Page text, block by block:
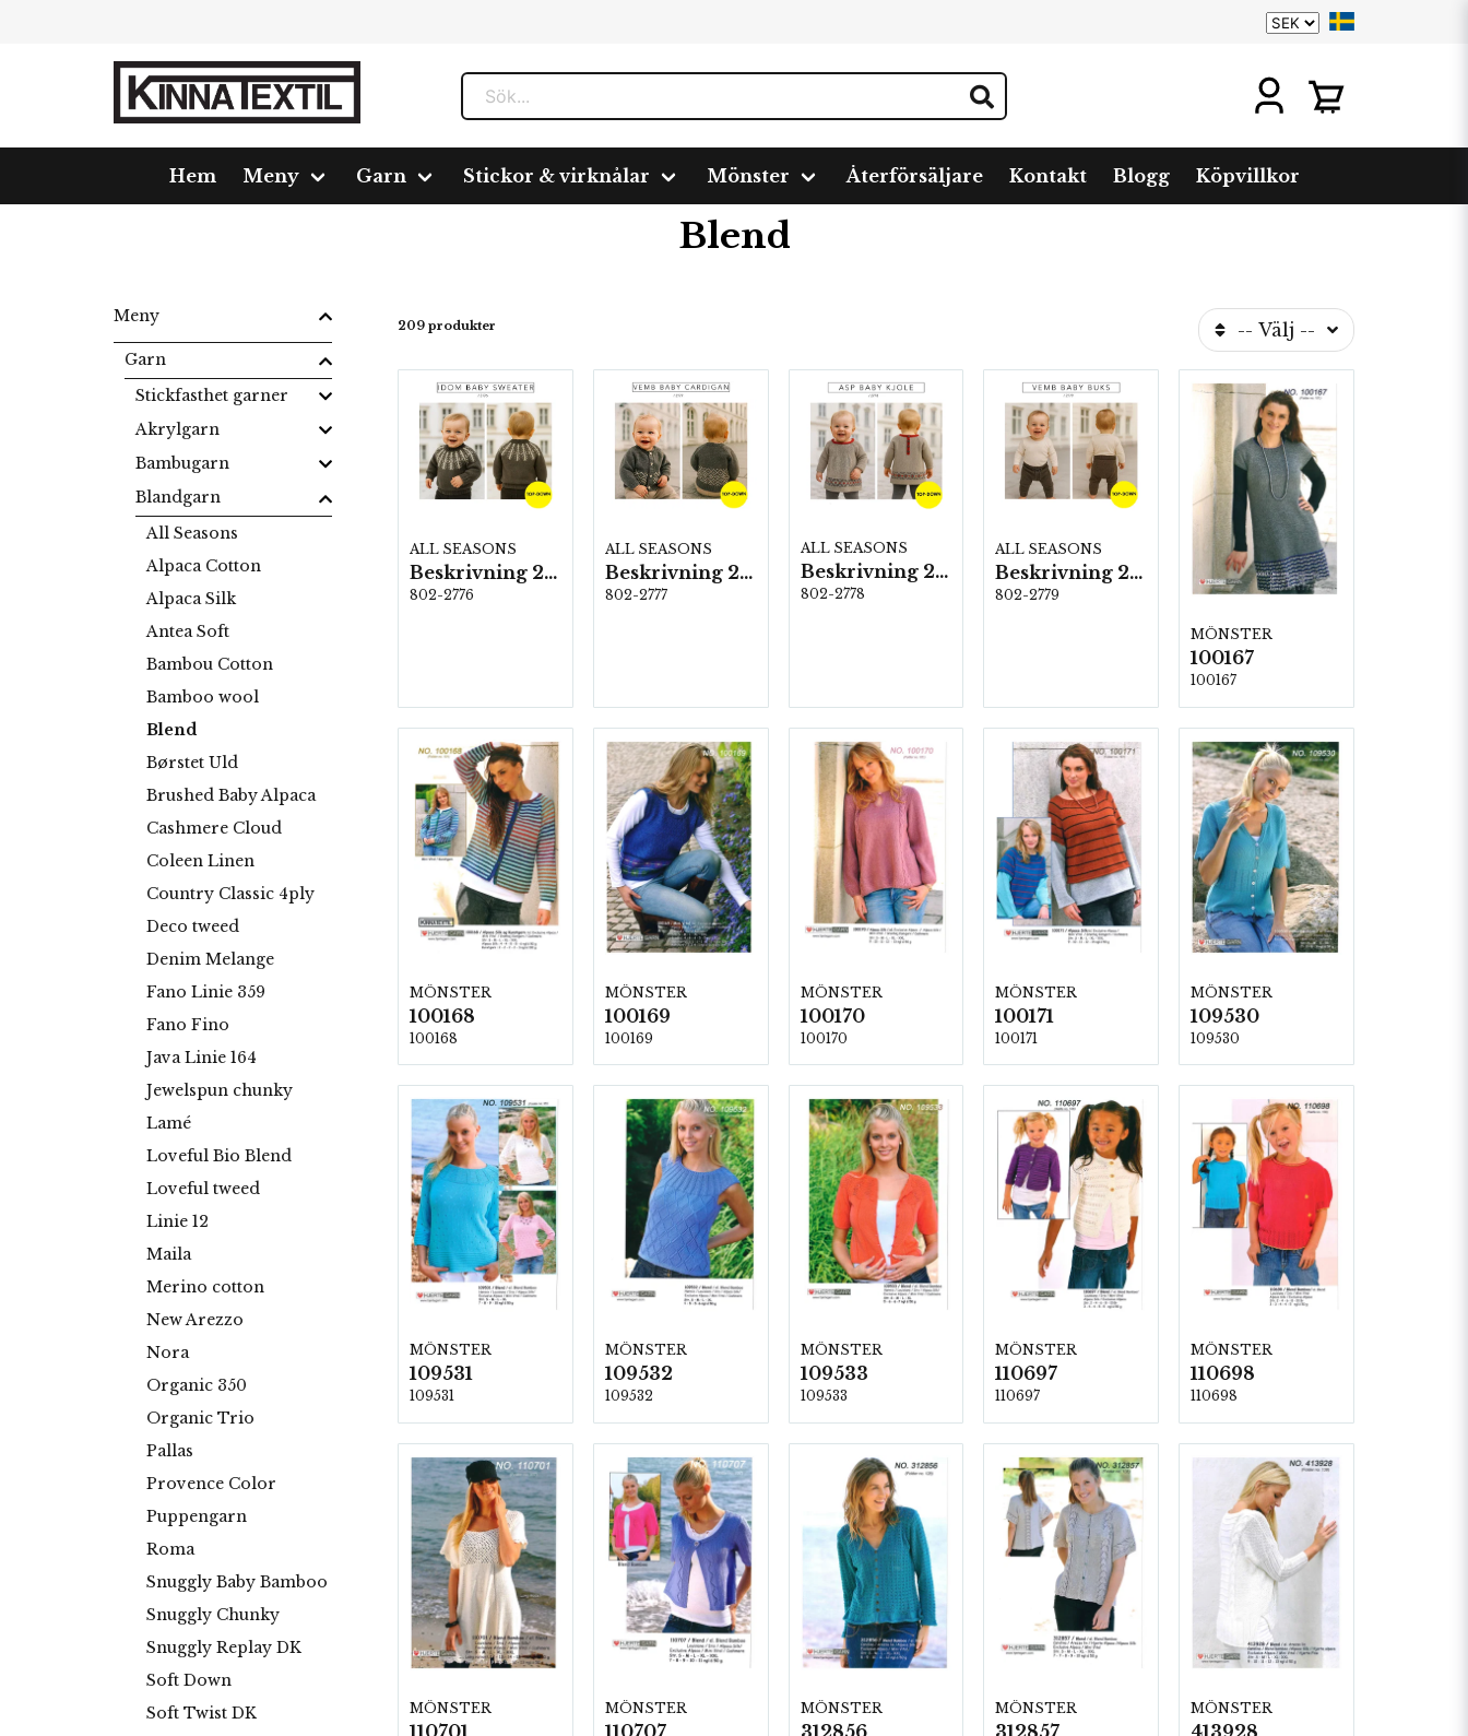
Hem Meny Garn Stickor & virknålar Mönster Återförsäljare Kontakt Blogg Köpvillkor
Meny Garn Blandgarn Blend
Blend
Meny
Garn
Stickfasthet garner
Akrylgarn
Bambugarn
Blandgarn
All Seasons
Alpaca Cotton
Alpaca Silk
Antea Soft
Bambou Cotton
Bamboo wool
Blend
Børstet Uld
Brushed Baby Alpaca
Cashmere Cloud
Coleen Linen
Country Classic 4ply
Deco tweed
Denim Melange
Fano Linie 359
Fano Fino
Java Linie 164
Jewelspun chunky
Lamé
Loveful Bio Blend
Loveful tweed
Linie 12
Maila
Merino cotton
New Arezzo
Nora
Organic 350
Organic Trio
Pallas
Provence Color
Puppengarn
Roma
Snuggly Baby Bamboo
Snuggly Chunky
Snuggly Replay DK
Soft Down
Soft Twist DK
209 produkter -- Välj --
ALL SEASONS
Beskrivning 2776
802-2776
ALL SEASONS
Beskrivning 2777
802-2777
ALL SEASONS
Beskrivning 2778
802-2778
ALL SEASONS
Beskrivning 2779
802-2779
MÖNSTER
100167
100167
MÖNSTER
100168
100168
MÖNSTER
100169
100169
MÖNSTER
100170
100170
MÖNSTER
100171
100171
MÖNSTER
109530
109530
MÖNSTER
109531
109531
MÖNSTER
109532
109532
MÖNSTER
109533
109533
MÖNSTER
110697
110697
MÖNSTER
110698
110698
MÖNSTER
110701
MÖNSTER
110707
MÖNSTER
312856
MÖNSTER
312857
MÖNSTER
413928